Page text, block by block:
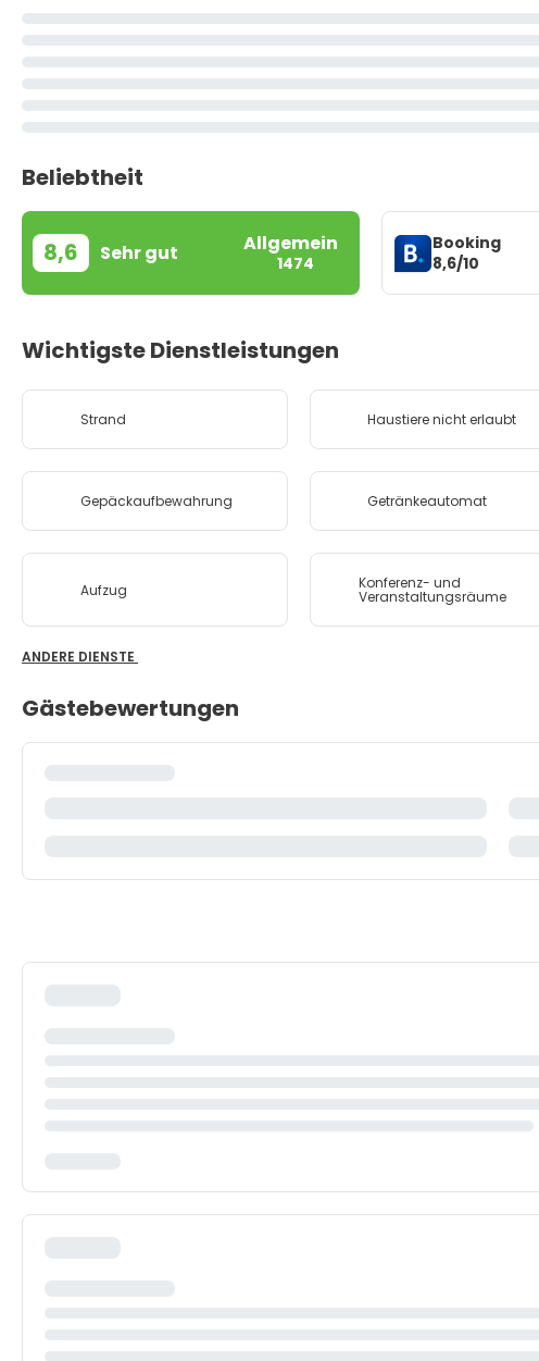
Beliebtheit
8,6 Sehr gut Allgemein
1474
Booking
8,6/10
Wichtigste Dienstleistungen
Strand Haustiere nicht erlaubt
Gepäckaufbewahrung Getränkeautomat
Aufzug Konferenz- und
Veranstaltungsräume
ANDERE DIENSTE
Gästebewertungen